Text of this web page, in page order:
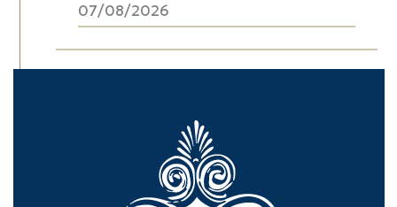
07/08/2026